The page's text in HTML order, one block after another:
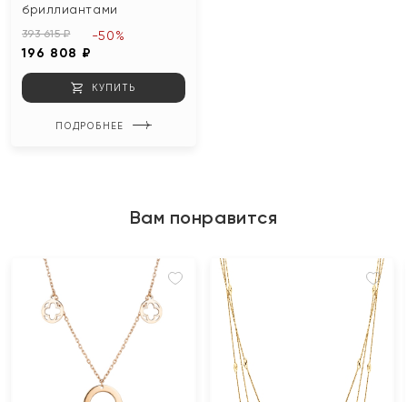
бриллиантами
393 615 ₽
196 808 ₽
-50%
КУПИТЬ
ПОДРОБНЕЕ
Вам понравится